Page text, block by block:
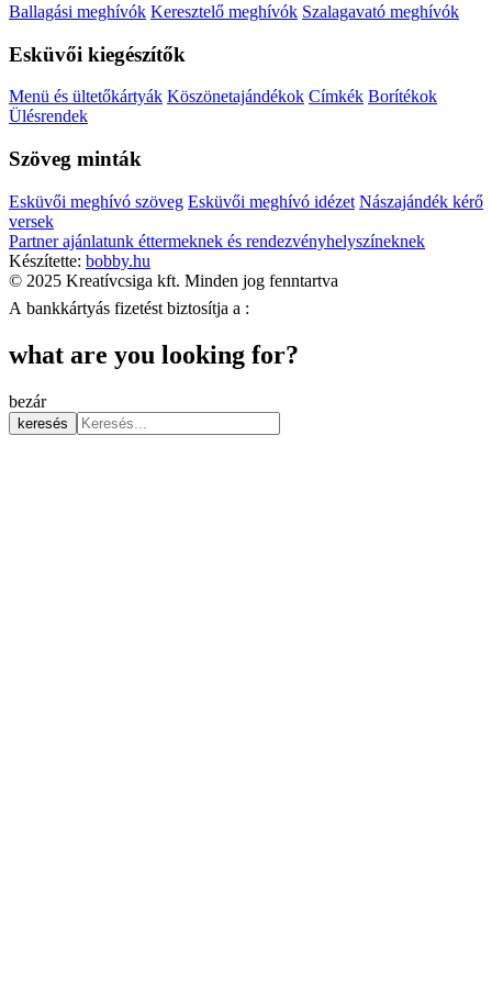
Ballagási meghívók Keresztelő meghívók Szalagavató meghívók
Esküvői kiegészítők
Menü és ültetőkártyák Köszönetajándékok Címkék Borítékok
Ülésrendek
Szöveg minták
Esküvői meghívó szöveg Esküvői meghívó idézet Nászajándék kérő
versek
Partner ajánlatunk éttermeknek és rendezvényhelyszíneknek
Készítette: bobby.hu
© 2025 Kreatívcsiga kft. Minden jog fenntartva
A bankkártyás fizetést biztosítja a :
what are you looking for?
bezár
keresés